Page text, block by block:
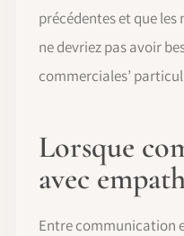
précédentes et que
ne devriez pas avoir
commerciales’
Lorsque
avec
Entre communication